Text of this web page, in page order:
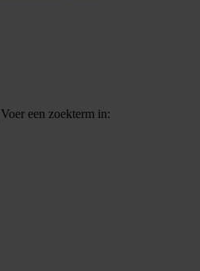
Voer een zoekterm in: